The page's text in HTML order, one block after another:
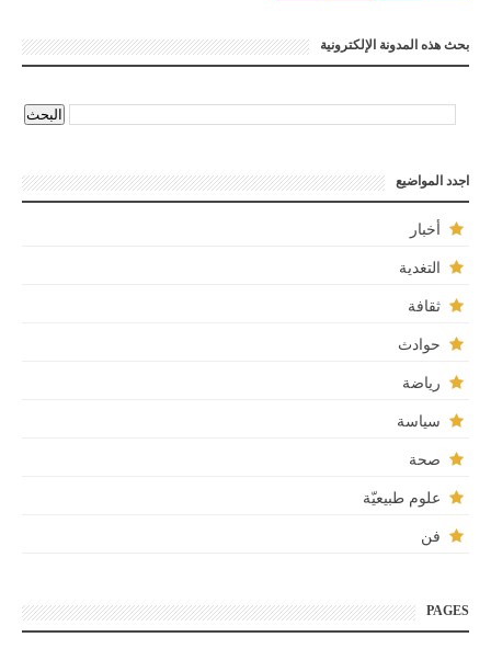
بحث هذه المدونة الإلكترونية
اجدد المواضيع
أخبار
التغدية
ثقافة
حوادث
رياضة
سياسة
صحة
علوم طبيعيّة
فن
PAGES